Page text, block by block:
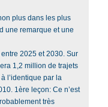
plus dans les plus
une remarque et une
2025 et 2030. Sur
1,2 million de trajets
l’identique par la
1ère leçon: Ce n’est
très